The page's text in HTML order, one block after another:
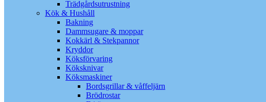
Trädgårdsutrustning
Kök & Hushåll
Bakning
Dammsugare & moppar
Kokkärl & Stekpannor
Kryddor
Köksförvaring
Köksknivar
Köksmaskiner
Bordsgrillar & våffeljärn
Brödrostar